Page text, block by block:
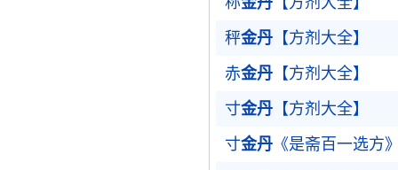
秤金丹 【方剂大全】
赤金丹 【方剂大全】
寸金丹 【方剂大全】
寸金丹 《是斋百一选方